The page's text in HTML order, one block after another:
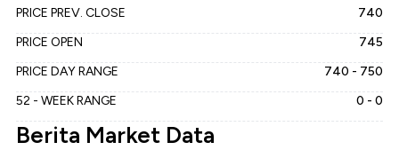
PRICE PREV. CLOSE
740
PRICE OPEN
745
PRICE DAY RANGE
740 - 750
52 - WEEK RANGE
0 - 0
Berita Market Data